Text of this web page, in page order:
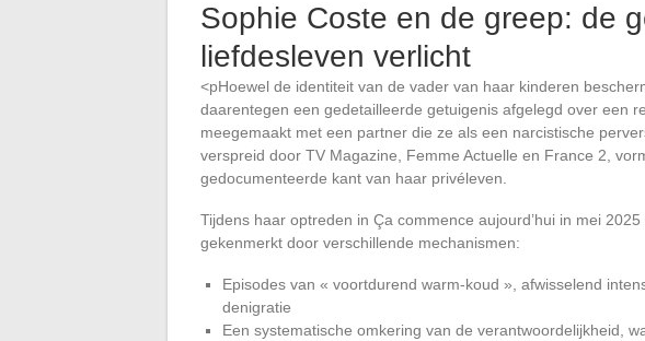
Sophie Coste en de greep: de
liefdesleven verlicht
<pHoewel de identiteit van de vader van haar kinderen
daarentegen een gedetailleerde getuigenis afgelegd over een
meegemaakt met een partner die ze als een narcistische
verspreid door TV Magazine, Femme Actuelle en France 2,
gedocumenteerde kant van haar privéleven.
Tijdens haar optreden in Ça commence aujourd’hui in mei
gekenmerkt door verschillende mechanismen:
Episodes van « voortdurend warm-koud », afwisselend
denigratie
Een systematische omkering van de verantwoordelijkheid,